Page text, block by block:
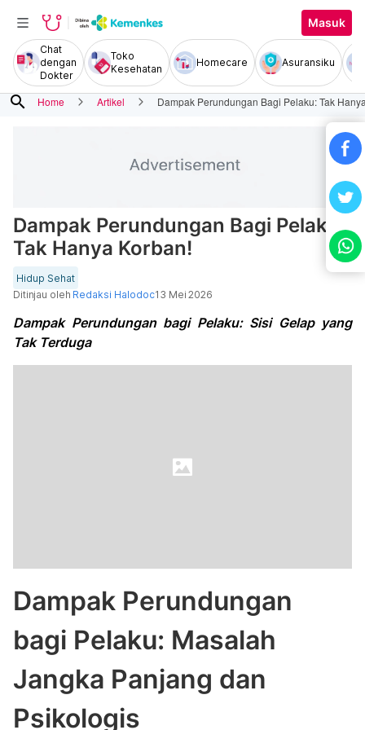
Masuk
Chat
dengan
Dokter
Toko
Kesehatan
Homecare Asuransiku
search Home Artikel Dampak Perundungan Bagi Pelaku: Tak
Dampak Perundungan Bagi Pelaku:
Tak Hanya Korban!
Hidup Sehat
Ditinjau oleh Redaksi Halodoc13 Mei 2026
Dampak Perundungan bagi Pelaku: Sisi Gelap yang
Tak Terduga
Dampak Perundungan
bagi Pelaku: Masalah
Jangka Panjang dan
Psikologis